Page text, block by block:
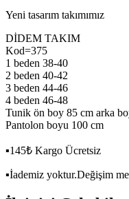
Yeni tasarım takımımız
DİDEM TAKIM
Kod=375
1 beden 38-40
2 beden 40-42
3 beden 44-46
4 beden 46-48
Tunik ön boy 85 cm arka
Pantolon boyu 100 cm
▪️145₺ Kargo Ücretsiz
▪️İademiz yoktur.Değişim